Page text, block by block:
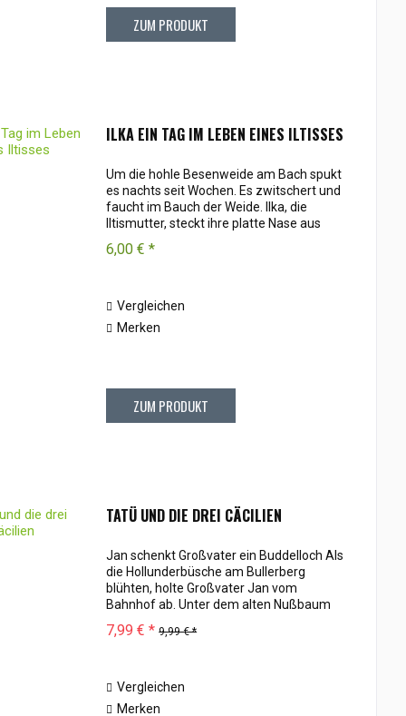
ZUM PRODUKT
ILKA EIN TAG IM LEBEN EINES ILTISSES
Um die hohle Besenweide am Bach spukt
es nachts seit Wochen. Es zwitschert und
faucht im Bauch der Weide. Ilka, die
Iltismutter, steckt ihre platte Nase aus
dem Schlupfloch. Das Loch hat der Specht
im vorigen Sommer gehämmert,
6,00 € *
Vergleichen
Merken
ZUM PRODUKT
TATÜ UND DIE DREI CÄCILIEN
Jan schenkt Großvater ein Buddelloch Als
die Hollunderbüsche am Bullerberg
blühten, holte Großvater Jan vom
Bahnhof ab. Unter dem alten Nußbaum
deckte Großmutter den Gartentisch. Die
drei Cäcillien hockten neugierig hinter
7,99 € * 9,99 € *
Vergleichen
Merken